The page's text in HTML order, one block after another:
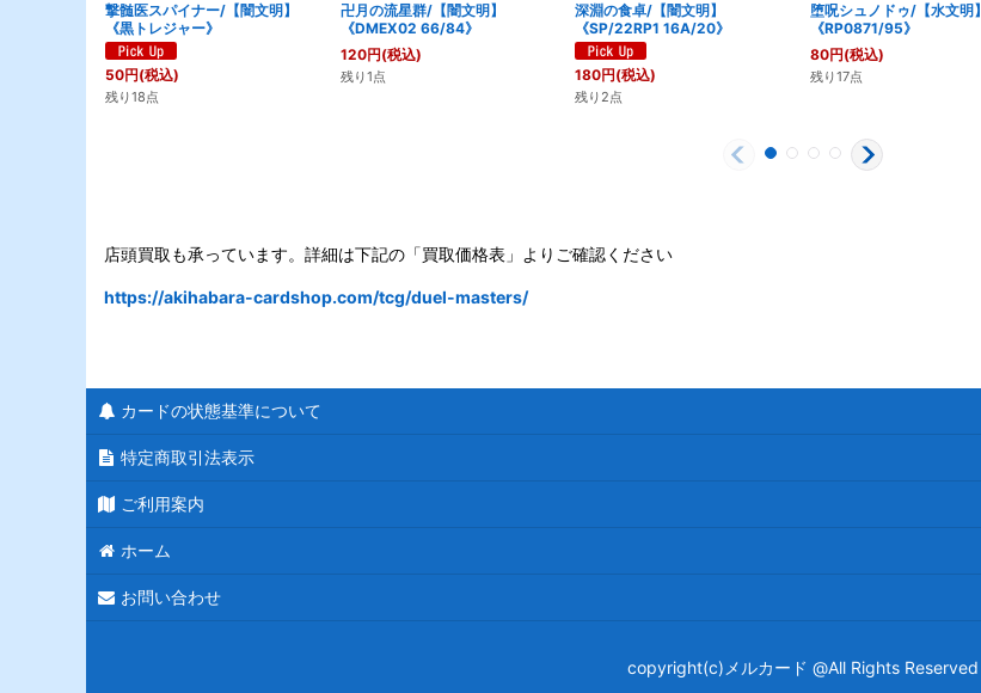
撃髄医スパイナー/【闇文明】
《黒トレジャー》
50円(税込)
残り18点
卍月の流星群/【闇文明】
《DMEX02 66/84》
120円(税込)
残り1点
深淵の食卓/【闇文明】
《SP/22RP1 16A/20》
180円(税込)
残り2点
堕呪シュノドゥ/【水文明】
《RP0871/95》
80円(税込)
残り17点
店頭買取も承っています。詳細は下記の「買取価格表」よりご確認ください
https://akihabara-cardshop.com/tcg/duel-masters/
カードの状態基準について
特定商取引法表示
ご利用案内
ホーム
お問い合わせ
copyright(c)メルカード @All Rights Reserved